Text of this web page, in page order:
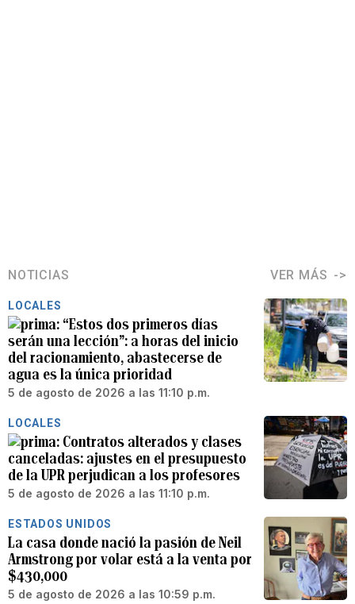
NOTICIAS VER MÁS
LOCALES
“Estos dos primeros días
serán una lección”: a horas del inicio
del racionamiento, abastecerse de
agua es la única prioridad
5 de agosto de 2026 a las 11:10 p.m.
LOCALES
Contratos alterados y clases
canceladas: ajustes en el presupuesto
de la UPR perjudican a los profesores
5 de agosto de 2026 a las 11:10 p.m.
ESTADOS UNIDOS
La casa donde nació la pasión de Neil
Armstrong por volar está a la venta por
$430,000
5 de agosto de 2026 a las 10:59 p.m.